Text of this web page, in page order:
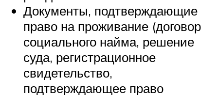
Документы, подтверждающие
право на проживание (договор
социального найма, решение
суда, регистрационное
свидетельство,
подтверждающее право